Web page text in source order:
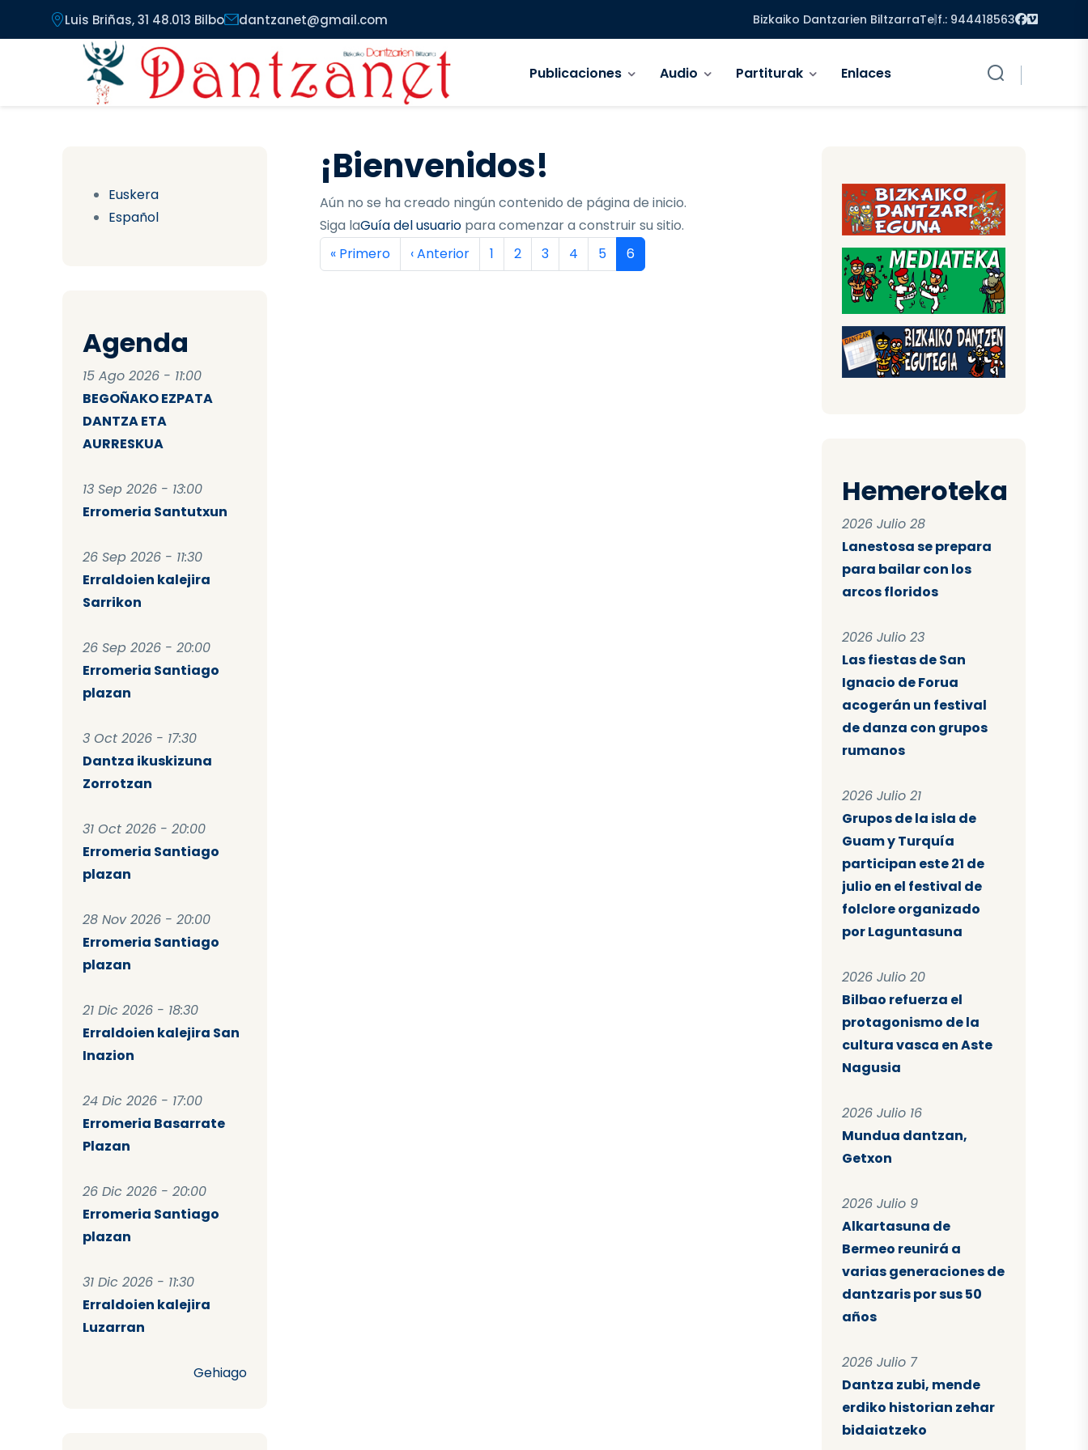
Pasar al contenido principal
Luis Briñas, 31 48.013 Bilbo dantzanet@gmail.com Bizkaiko Dantzarien BiltzarraTelf.: 944418563 Facebook
Vimeo
Publicaciones Audio Partiturak Enlaces
Euskera
Español
Agenda
15 Ago 2026 - 11:00
BEGOÑAKO EZPATA
DANTZA ETA
AURRESKUA
13 Sep 2026 - 13:00
Erromeria Santutxun
26 Sep 2026 - 11:30
Erraldoien kalejira
Sarrikon
26 Sep 2026 - 20:00
Erromeria Santiago
plazan
3 Oct 2026 - 17:30
Dantza ikuskizuna
Zorrotzan
31 Oct 2026 - 20:00
Erromeria Santiago
plazan
28 Nov 2026 - 20:00
Erromeria Santiago
plazan
21 Dic 2026 - 18:30
Erraldoien kalejira San
Inazion
24 Dic 2026 - 17:00
Erromeria Basarrate
Plazan
26 Dic 2026 - 20:00
Erromeria Santiago
plazan
31 Dic 2026 - 11:30
Erraldoien kalejira
Luzarran
Gehiago
¡Bienvenidos!
Aún no se ha creado ningún contenido de página de inicio.
Siga laGuía del usuariopara comenzar a construir su sitio.
Paginación
Primera página
« Primero Página anterior
‹ Anterior Página
1 Página
2 Página
3 Página
4 Página
5 Página actual
6
Hemeroteka
2026 Julio 28
Lanestosa se prepara
para bailar con los
arcos floridos
2026 Julio 23
Las fiestas de San
Ignacio de Forua
acogerán un festival
de danza con grupos
rumanos
2026 Julio 21
Grupos de la isla de
Guam y Turquía
participan este 21 de
julio en el festival de
folclore organizado
por Laguntasuna
2026 Julio 20
Bilbao refuerza el
protagonismo de la
cultura vasca en Aste
Nagusia
2026 Julio 16
Mundua dantzan,
Getxon
2026 Julio 9
Alkartasuna de
Bermeo reunirá a
varias generaciones de
dantzaris por sus 50
años
2026 Julio 7
Dantza zubi, mende
erdiko historian zehar
bidaiatzeko